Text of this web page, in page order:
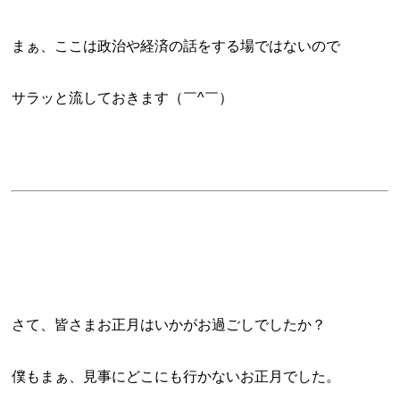
まぁ、ここは政治や経済の話をする場ではないので
サラッと流しておきます（￣^￣）
さて、皆さまお正月はいかがお過ごしでしたか？
僕もまぁ、見事にどこにも行かないお正月でした。